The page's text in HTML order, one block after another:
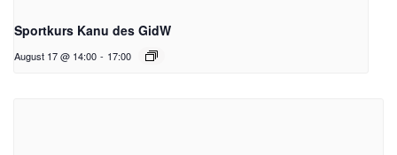
Sportkurs Kanu des GidW
August 17 @ 14:00 - 17:00